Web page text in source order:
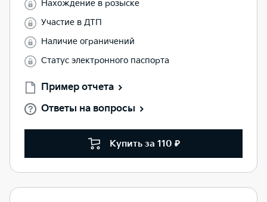
Нахождение в розыске
Участие в ДТП
Наличие ограничений
Статус электронного паспорта
Пример отчета
Ответы на вопросы
Купить за 110 ₽